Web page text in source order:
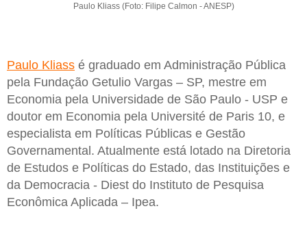
Paulo Kliass (Foto: Filipe Calmon - ANESP)
Paulo Kliass é graduado em Administração Pública
pela Fundação Getulio Vargas – SP, mestre em
Economia pela Universidade de São Paulo - USP e
doutor em Economia pela Université de Paris 10, e
especialista em Políticas Públicas e Gestão
Governamental. Atualmente está lotado na Diretoria
de Estudos e Políticas do Estado, das Instituições e
da Democracia - Diest do Instituto de Pesquisa
Econômica Aplicada – Ipea.